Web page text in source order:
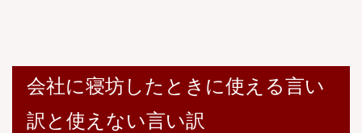
会社に寝坊したときに使える言い
訳と使えない言い訳